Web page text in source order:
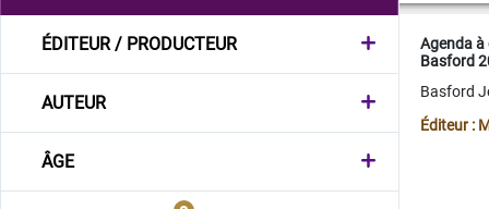
ÉDITEUR / PRODUCTEUR
AUTEUR
ÂGE
Agenda
Basford
Basford
Éditeur :